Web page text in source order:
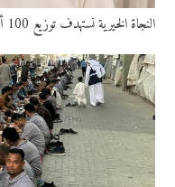
النجاة الخيرية نستهدف توزيع 100 ألف وجبة إفطار صائم داخل الكويت